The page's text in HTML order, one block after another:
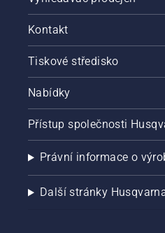
Kontakt
Tiskové středisko
Nabídky
Přístup společnosti
Právní informace o
Další stránky